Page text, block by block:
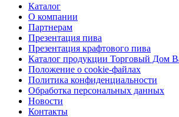
Каталог
О компании
Партнерам
Презентация пива
Презентация крафтового пива
Каталог продукции Торговый Дом
Положение о cookie-файлах
Политика конфиденциальности
Обработка персональных данных
Новости
Контакты